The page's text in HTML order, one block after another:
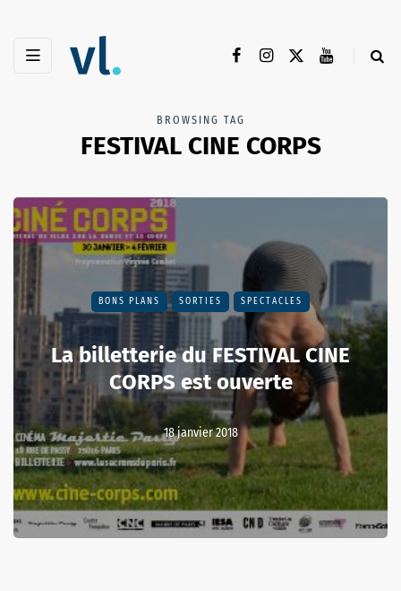
BROWSING TAG
FESTIVAL CINE CORPS
BONS PLANS SORTIES SPECTACLES
La billetterie du FESTIVAL CINE
CORPS est ouverte
18 janvier 2018